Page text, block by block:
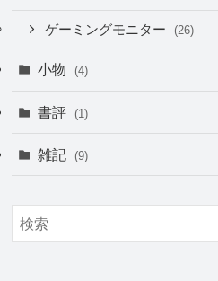
ゲーミングモニター (26)
小物 (4)
書評 (1)
雑記 (9)